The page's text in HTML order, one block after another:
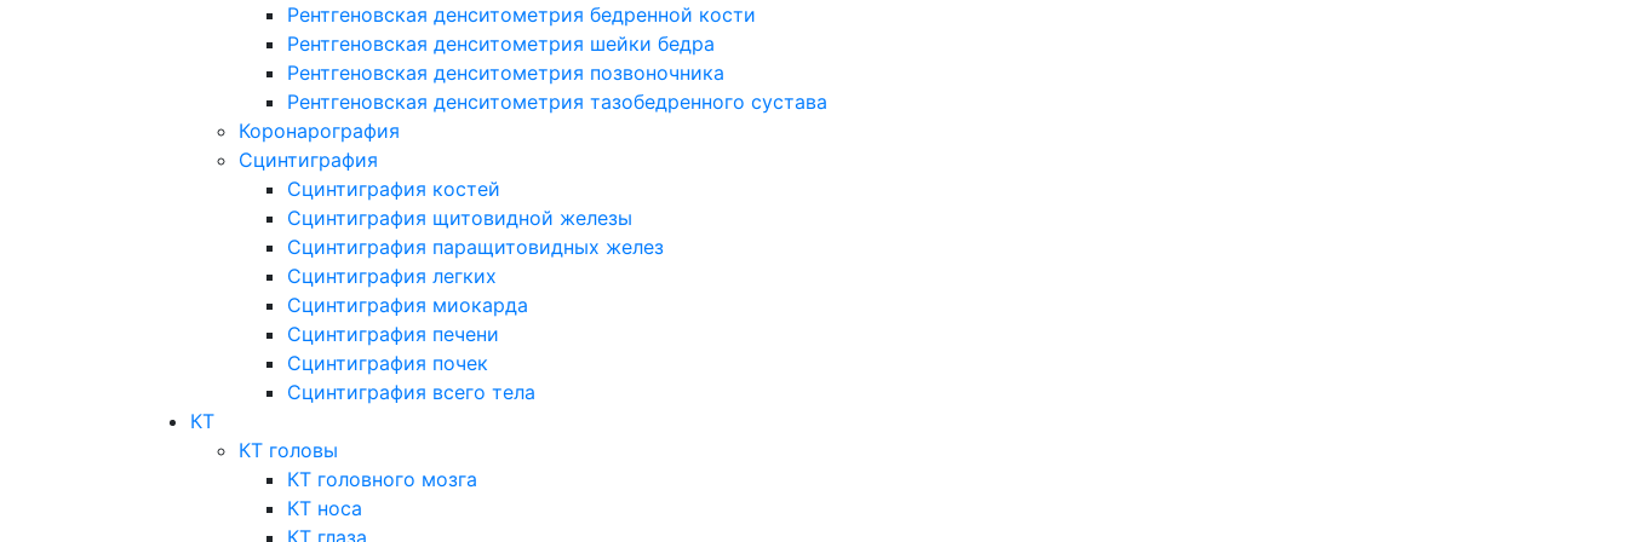
Рентгеновская денситометрия бедренной кости
Рентгеновская денситометрия шейки бедра
Рентгеновская денситометрия позвоночника
Рентгеновская денситометрия тазобедренного сустава
Коронарография
Сцинтиграфия
Сцинтиграфия костей
Сцинтиграфия щитовидной железы
Сцинтиграфия паращитовидных желез
Сцинтиграфия легких
Сцинтиграфия миокарда
Сцинтиграфия печени
Сцинтиграфия почек
Сцинтиграфия всего тела
КТ
КТ головы
КТ головного мозга
КТ носа
КТ глаза